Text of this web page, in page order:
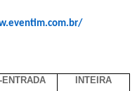
ENTRADA
INTEIRA